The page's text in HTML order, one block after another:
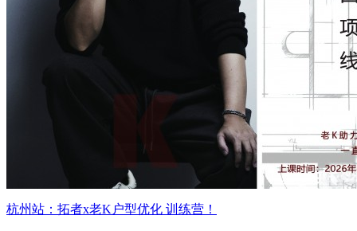
杭州站：拓者x老K户型优化 训练营！